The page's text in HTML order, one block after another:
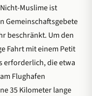
Muslime ist
Gemeinschaftsgebete
beschränkt. Um den
Fahrt mit einem Petit
erforderlich, die etwa
Flughafen
35 Kilometer lange